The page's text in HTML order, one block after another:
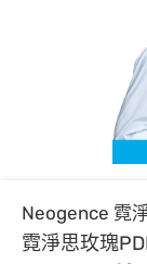
Neogence 霓
霓淨思玫瑰